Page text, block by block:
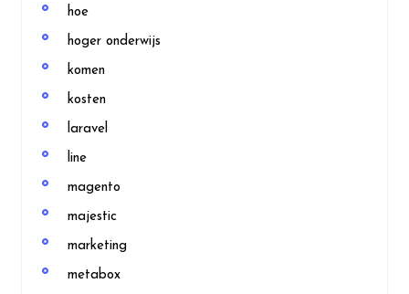
hoe
hoger onderwijs
komen
kosten
laravel
line
magento
majestic
marketing
metabox